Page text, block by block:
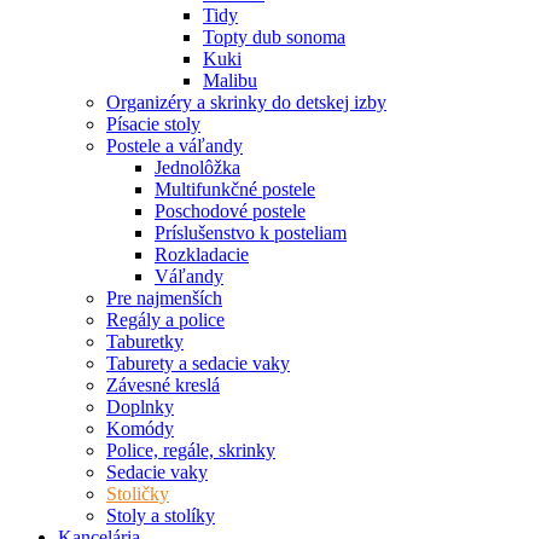
Tidy
Topty dub sonoma
Kuki
Malibu
Organizéry a skrinky do detskej izby
Písacie stoly
Postele a váľandy
Jednolôžka
Multifunkčné postele
Poschodové postele
Príslušenstvo k posteliam
Rozkladacie
Váľandy
Pre najmenších
Regály a police
Taburetky
Taburety a sedacie vaky
Závesné kreslá
Doplnky
Komódy
Police, regále, skrinky
Sedacie vaky
Stoličky
Stoly a stolíky